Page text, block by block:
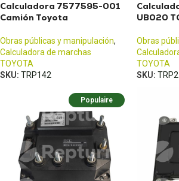
Calculadora 7577595-001
Camión Toyota
Obras públicas y manipulación,
Calculadora de marchas
TOYOTA
SKU: TRP142
UB020
Obras
TOYOTA
SKU:
Populaire